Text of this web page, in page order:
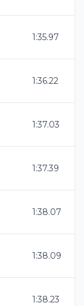
1:35.97
1:36.22
1:37.03
1:37.39
1:38.07
1:38.09
1:38.23